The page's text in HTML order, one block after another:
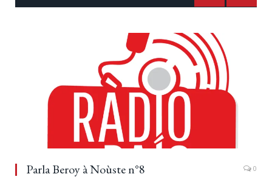
Parla Beroy à Noùste n°8 0